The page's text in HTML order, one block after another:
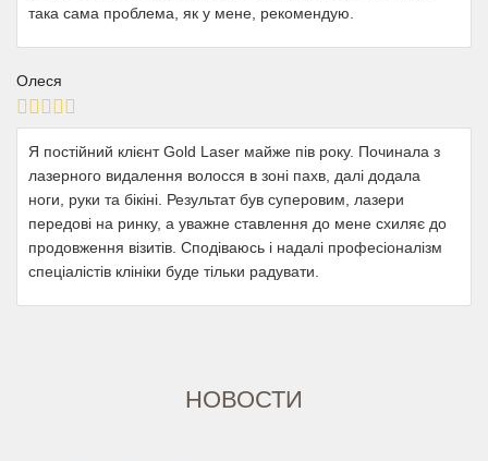
така сама проблема, як у мене, рекомендую.
Олеся
Я постійний клієнт Gold Laser майже пів року. Починала з
лазерного видалення волосся в зоні пахв, далі додала
ноги, руки та бікіні. Результат був суперовим, лазери
передові на ринку, а уважне ставлення до мене схиляє до
продовження візитів. Сподіваюсь і надалі професіоналізм
спеціалістів клініки буде тільки радувати.
НОВОСТИ